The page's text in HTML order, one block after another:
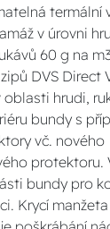
termální
v úrovni
60 g na
DVS Direct
hrudi,
bundy s
vč. nového
protektoru.
bundy pro
Krycí